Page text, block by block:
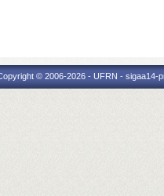
© 2006-2026 - UFRN - sigaa14-